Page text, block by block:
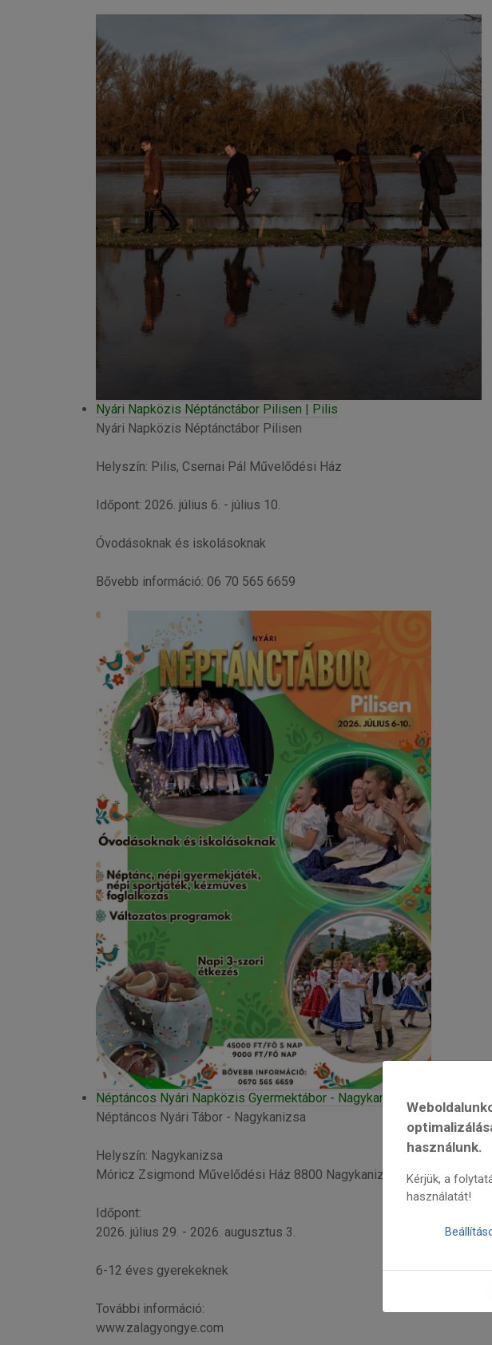
Nyári Napközis Néptánctábor Pilisen | Pilis
Nyári Napközis Néptánctábor Pilisen
Helyszín: Pilis, Csernai Pál Művelődési Ház
Időpont: 2026. július 6. - július 10.
Óvodásoknak és iskolásoknak
Bővebb információ: 06 70 565 6659
Néptáncos Nyári Napközis Gyermektábor - Nagykanizsa | Nagykanizsa
Néptáncos Nyári Tábor - Nagykanizsa
Helyszín: Nagykanizsa
Móricz Zsigmond Művelődési Ház 8800 Nagykanizsa, Hajgató Sándor
Időpont:
2026. július 29. - 2026. augusztus 3.
6-12 éves gyerekeknek
További információ:
www.zalagyongye.com
használunk.
Kérjük, a
használatát!